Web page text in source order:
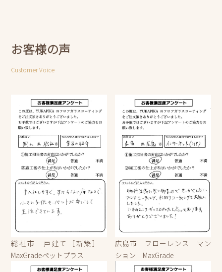
お客様の声
Customer Voice
総社市 戸建て［新築］
MaxGradeペットプラス
広島市 フローレンス マン
ション MaxGrade